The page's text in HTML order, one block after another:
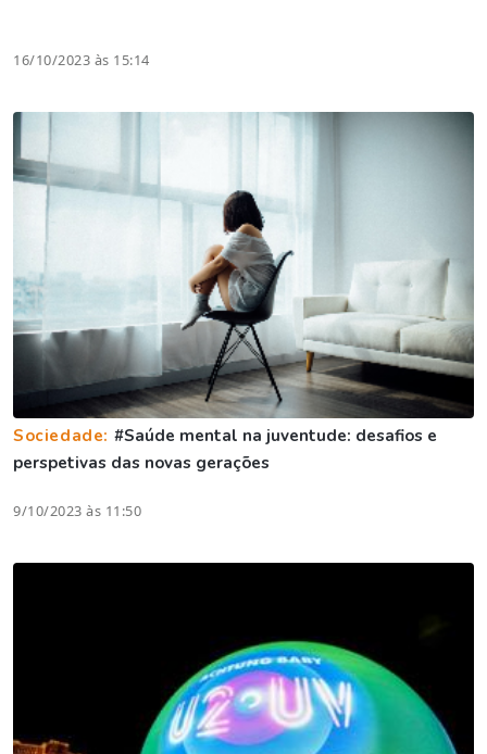
16/10/2023 às 15:14
Sociedade: #Saúde mental na juventude: desafios e
perspetivas das novas gerações
9/10/2023 às 11:50